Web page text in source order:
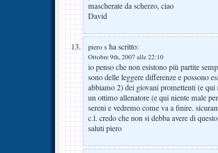
mascherate da scherzo, ciao
David
piero s ha scritto:
Ottobre 9th, 2007 alle 22:10
io penso che non esistono più partite
sono delle leggere differenze e possono
abbiamo 2) dei giovani promettenti (e
un ottimo allenatore (e qui niente male
sereni e vedremo come va a finire.
c.l. credo che non si debba avere di
saluti piero